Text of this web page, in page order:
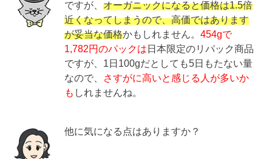
ですが、オーガニックになると価格は1.5倍
近くなってしまうので、高価ではあります
が妥当な価格かもしれません。454gで
1,782円のパックは日本限定のリパック商品
ですが、1日100gだとしても5日もたない量
なので、 さすがに高いと感じる人が多いか
も しれませんね。
他に気になる点はありますか？